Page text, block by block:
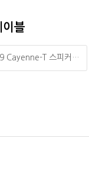
블
GS#79 Cayenne-T 스피커케이블